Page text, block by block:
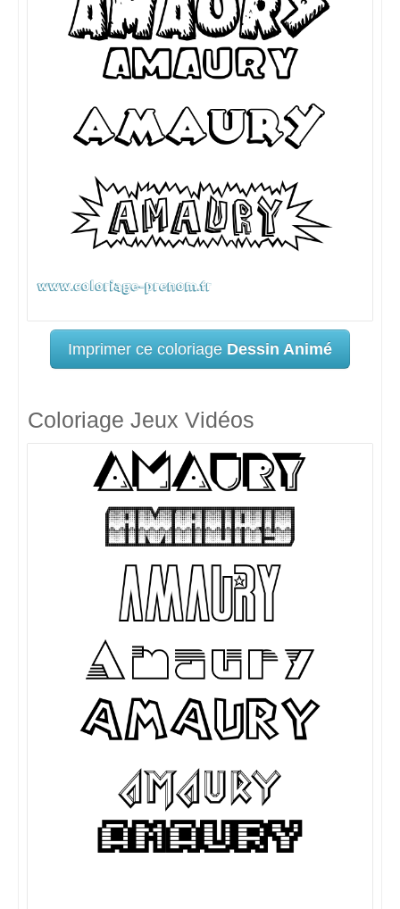
Imprimer ce coloriage Dessin Animé
Coloriage Jeux Vidéos